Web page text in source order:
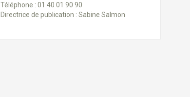
Téléphone : 01 40 01 90 90
Directrice de publication : Sabine Salmon